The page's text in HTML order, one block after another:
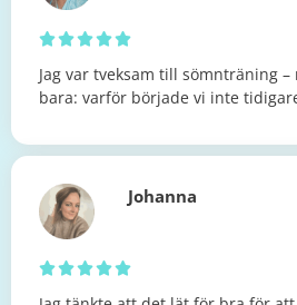

Jag var tveksam till sömnträning
bara: varför började vi inte
Johanna
